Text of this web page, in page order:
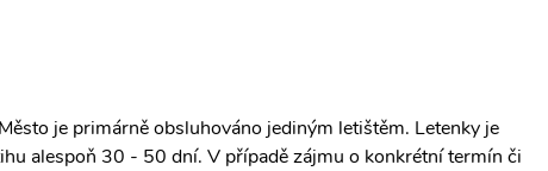
je primárně obsluhováno jediným letištěm. Letenky je
alespoň 30 - 50 dní. V případě zájmu o konkrétní termín či